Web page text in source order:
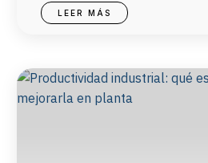
LEER MÁS